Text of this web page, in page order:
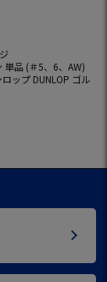
単品 (＃5、6、AW)
ップ DUNLOP ゴル